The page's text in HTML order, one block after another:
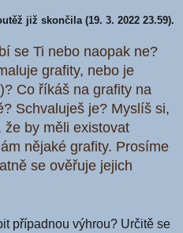
již skončila (19. 3. 2022 23.59).
se Ti nebo naopak ne?
grafity, nebo je
Co říkáš na grafity na
Schvaluješ je? Myslíš si,
by měli existovat
nějaké grafity. Prosíme
se ověřuje jejich
případnou výhrou? Určitě se